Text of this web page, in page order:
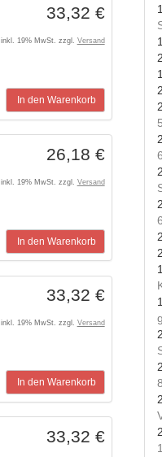
33,32 €
inkl. 19% MwSt. zzgl. Versand
In den Warenkorb
26,18 €
inkl. 19% MwSt. zzgl. Versand
In den Warenkorb
33,32 €
inkl. 19% MwSt. zzgl. Versand
In den Warenkorb
33,32 €